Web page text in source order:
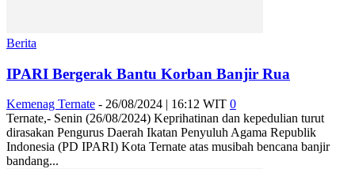
Berita
IPARI Bergerak Bantu Korban Banjir Rua
Kemenag Ternate - 26/08/2024 | 16:12 WIT 0
Ternate,- Senin (26/08/2024) Keprihatinan dan kepedulian turut
dirasakan Pengurus Daerah Ikatan Penyuluh Agama Republik
Indonesia (PD IPARI) Kota Ternate atas musibah bencana banjir
bandang...